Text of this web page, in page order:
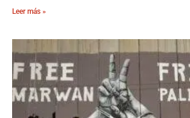
Leer más »